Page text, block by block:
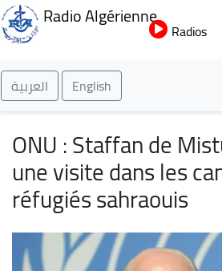
au
Radio Algérienne
Radios
العربية English
ONU : Staffan de
une visite dans les
réfugiés sahraouis